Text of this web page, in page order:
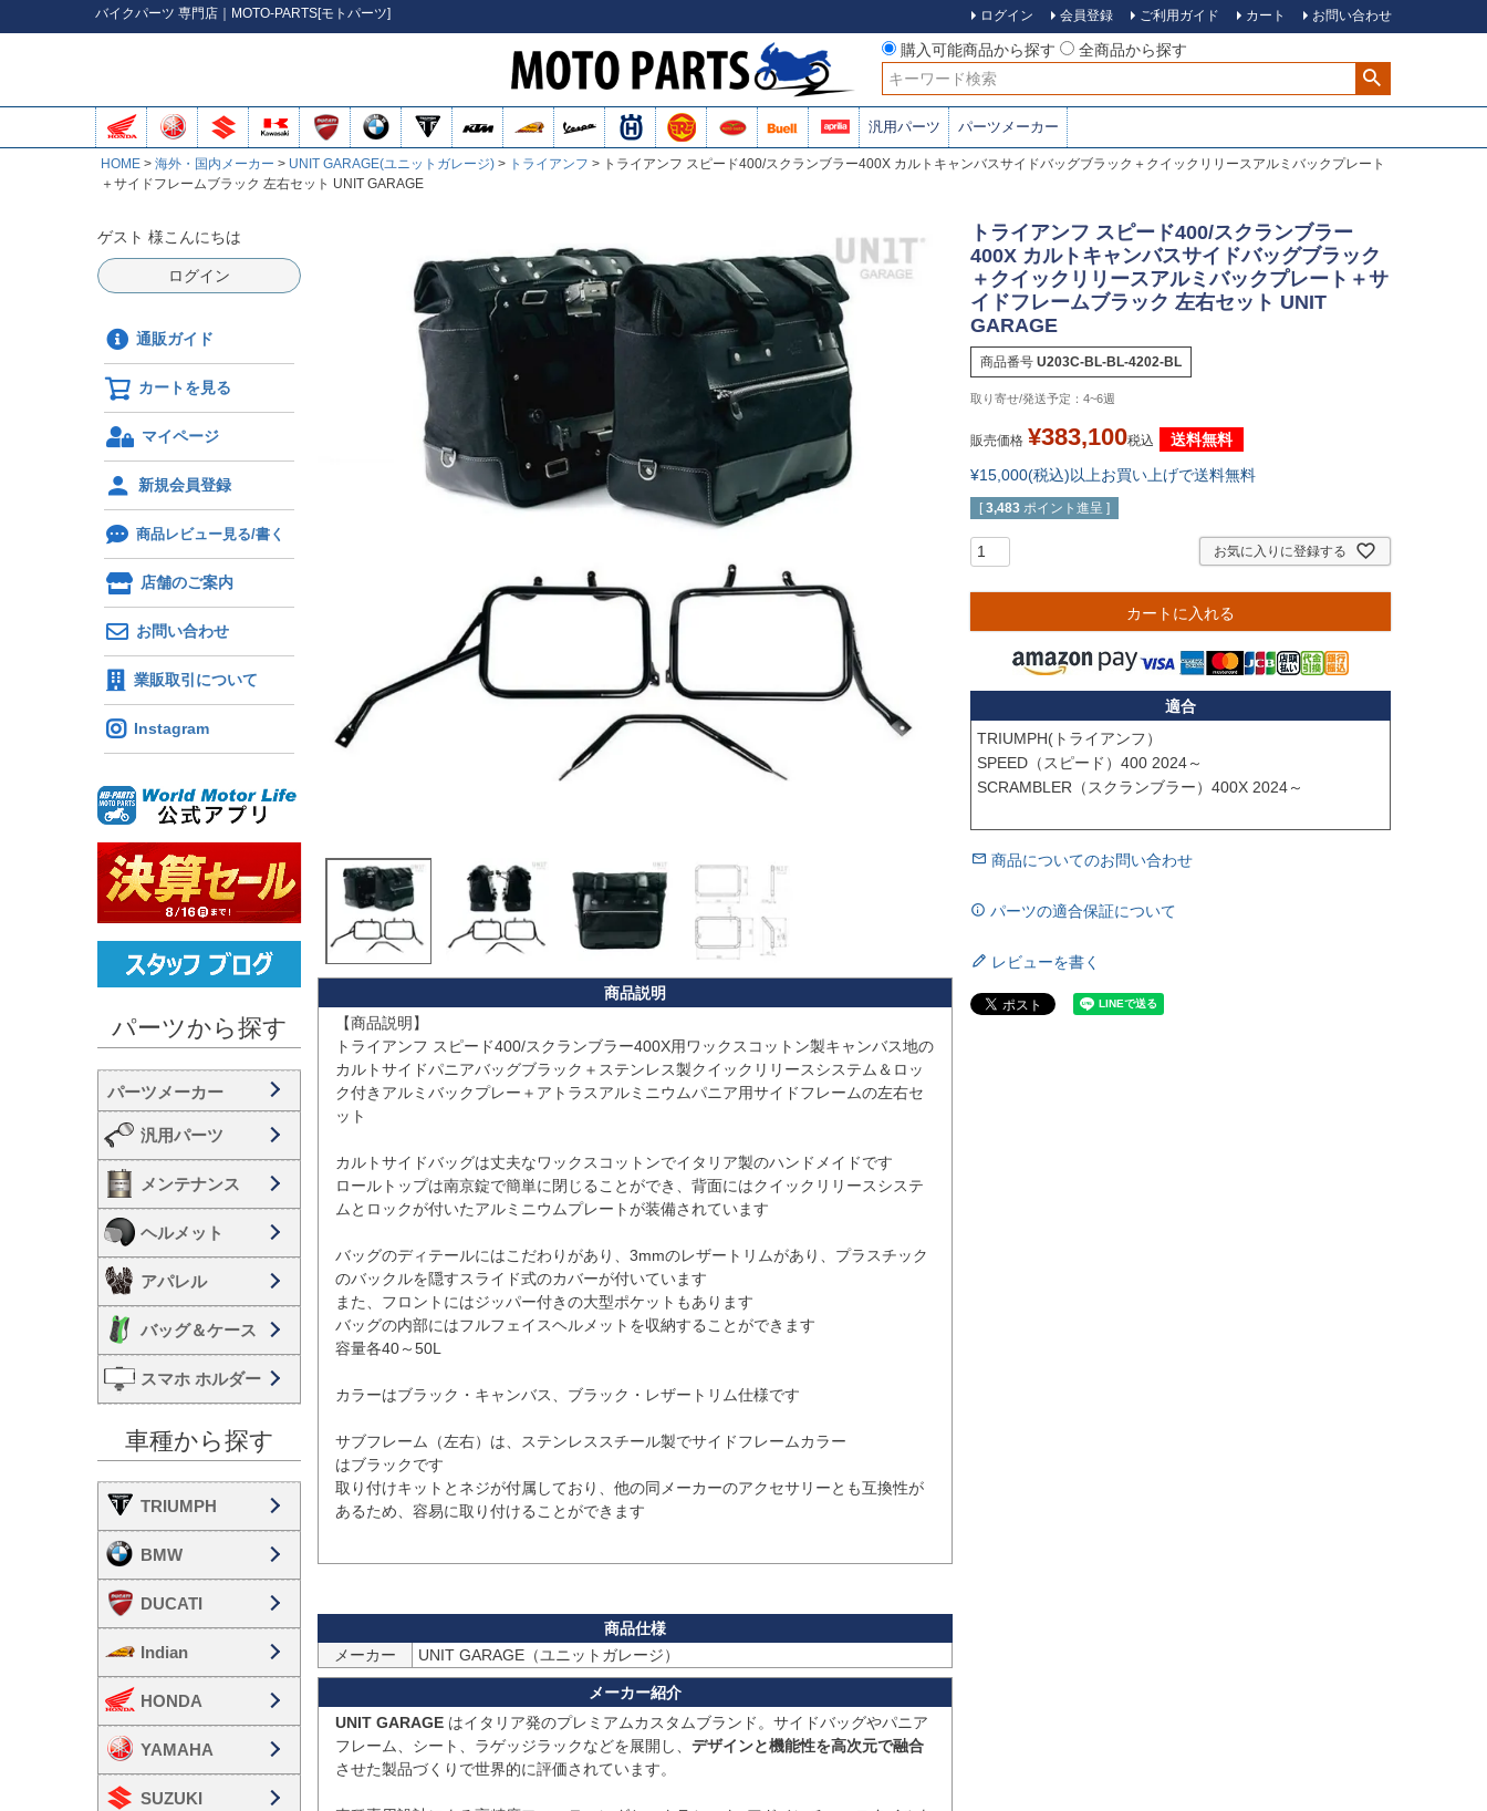
バイクパーツ 専門店｜MOTO-PARTS[モトパーツ] ログイン 会員登録 ご利用ガイド カート お問い合わせ
購入可能商品から探す
全商品から探す
検索
汎用パーツ パーツメーカー
HOME 海外・国内メーカー UNIT GARAGE(ユニットガレージ) トライアンフ
トライアンフ スピード400/スクランブラー400X カルトキャンバスサイドバッグブラック＋クイックリリースアルミバックプレート
＋サイドフレームブラック 左右セット UNIT GARAGE
ゲスト 様こんにちは
ログイン
通販ガイド
カートを見る
マイページ
新規会員登録
商品レビュー見る/書く
店舗のご案内
お問い合わせ
業販取引について
Instagram
パーツから探す
汎用パーツ
メンテナンス
ヘルメット
アパレル
バッグ＆ケース
スマホ ホルダー
車種から探す
TRIUMPH
BMW
DUCATI
Indian
HONDA
YAMAHA
SUZUKI
【商品説明】
トライアンフ スピード400/スクランブラー400X用ワックスコットン製キャンバス地の
カルトサイドパニアバッグブラック＋ステンレス製クイックリリースシステム＆ロッ
ク付きアルミバックプレー＋アトラスアルミニウムパニア用サイドフレームの左右セ
ット
カルトサイドバッグは丈夫なワックスコットンでイタリア製のハンドメイドです
ロールトップは南京錠で簡単に閉じることができ、背面にはクイックリリースシステ
ムとロックが付いたアルミニウムプレートが装備されています
バッグのディテールにはこだわりがあり、3mmのレザートリムがあり、プラスチック
のバックルを隠すスライド式のカバーが付いています
また、フロントにはジッパー付きの大型ポケットもあります
バッグの内部にはフルフェイスヘルメットを収納することができます
容量各40～50L
カラーはブラック・キャンバス、ブラック・レザートリム仕様です
サブフレーム（左右）は、ステンレススチール製でサイドフレームカラー
はブラックです
取り付けキットとネジが付属しており、他の同メーカーのアクセサリーとも互換性が
あるため、容易に取り付けることができます
メーカー UNIT GARAGE（ユニットガレージ）
UNIT GARAGE はイタリア発のプレミアムカスタムブランド。サイドバッグやパニア
フレーム、シート、ラゲッジラックなどを展開し、 デザインと機能性を高次元で融合
させた製品づくりで世界的に評価されています。
トライアンフ スピード400/スクランブラー
400X カルトキャンバスサイドバッグブラック
＋クイックリリースアルミバックプレート＋サ
イドフレームブラック 左右セット UNIT
GARAGE
商品番号 U203C-BL-BL-4202-BL
4~6週
販売価格 ¥383,100税込
送料無料
¥15,000(税込)以上お買い上げで送料無料
[ 3,483 ポイント進呈 ]
お気に入りに登録する
カートに入れる
適合
TRIUMPH(トライアンフ）
SPEED（スピード）400 2024～
SCRAMBLER（スクランブラー）400X 2024～
商品についてのお問い合わせ
パーツの適合保証について
レビューを書く